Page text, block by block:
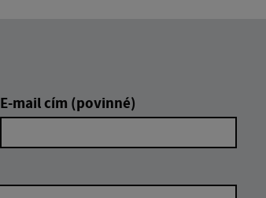
E-mail cím (povinné)